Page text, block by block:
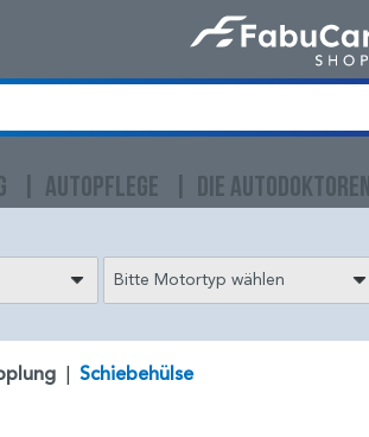
AUTOPFLEGE DIE AUTODOKTOREN
Bitte Motortyp wählen
Schiebehülse